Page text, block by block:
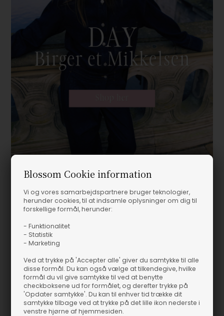
Blossom Cookie information
Vi og vores samarbejdspartnere bruger teknologier,
herunder cookies, til at indsamle oplysninger om dig til
forskellige formål, herunder:
- Funktionalitet
- Statistik
- Marketing
Ved at trykke på 'Accepter alle' giver du samtykke til alle
disse formål. Du kan også vælge at tilkendegive, hvilke
formål du vil give samtykke til ved at benytte
checkboksene ud for formålet, og derefter trykke på
'Opdater samtykke'. Du kan til enhver tid trække dit
samtykke tilbage ved at trykke på det lille ikon nederste i
venstre hjørne af hjemmesiden.